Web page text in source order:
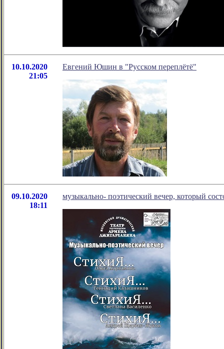
10.10.2020
21:05
Евгений Юшин в "Русском переплётё"
09.10.2020
18:11
музыкально- поэтический вечер, который